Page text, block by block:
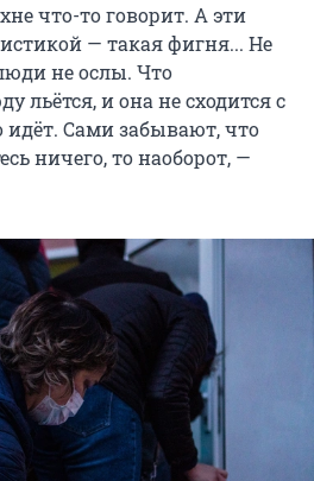
что-то говорит. А эти
— такая фигня... Не
не ослы. Что
льётся, и она не сходится с
идёт. Сами забывают, что
ничего, то наоборот, —